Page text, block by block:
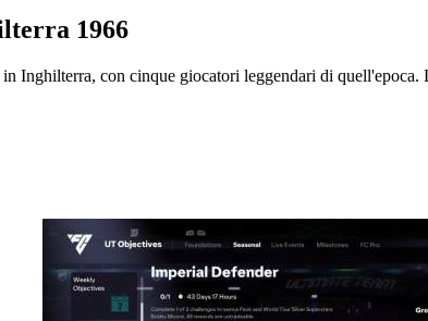
1966
in Inghilterra, con cinque giocatori leggendari di